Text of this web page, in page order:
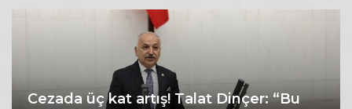
Cezada üç kat artış! Talat Dinçer: “Bu